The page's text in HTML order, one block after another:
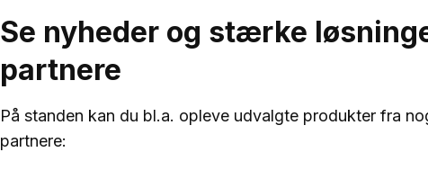
Se nyheder og stærke
partnere
På standen kan du bl.a. opleve udvalgte produkter fra
partnere: